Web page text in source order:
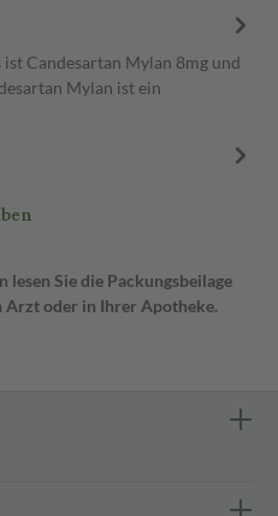
ist Candesartan Mylan 8mg und
Mylan ist ein
Sie die Packungsbeilage
Arzt oder in Ihrer Apotheke.